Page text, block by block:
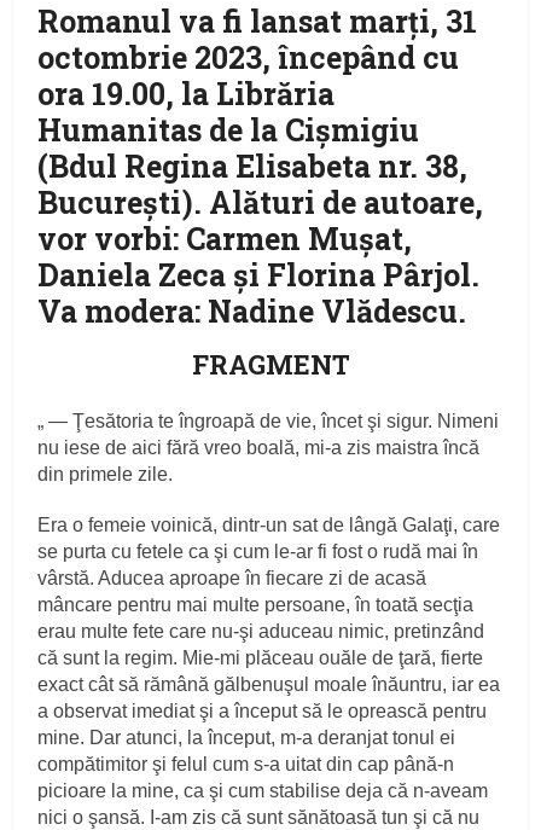
Romanul va fi lansat marți, 31
octombrie 2023, începând cu
ora 19.00, la Librăria
Humanitas de la Cișmigiu
(Bdul Regina Elisabeta nr. 38,
București). Alături de autoare,
vor vorbi: Carmen Mușat,
Daniela Zeca şi Florina Pârjol.
Va modera: Nadine Vlădescu.
FRAGMENT
„ — Ţesătoria te îngroapă de vie, încet şi sigur. Nimeni
nu iese de aici fără vreo boală, mi‑a zis maistra încă
din primele zile.
Era o femeie voinică, dintr‑un sat de lângă Galaţi, care
se purta cu fetele ca şi cum le‑ar fi fost o rudă mai în
vârstă. Aducea aproape în fiecare zi de acasă
mâncare pentru mai multe persoane, în toată secţia
erau multe fete care nu‑şi aduceau nimic, pretinzând
că sunt la regim. Mie‑mi plăceau ouăle de ţară, fierte
exact cât să rămână gălbenuşul moale înăuntru, iar ea
a observat imediat şi a început să le oprească pentru
mine. Dar atunci, la început, m‑a deranjat tonul ei
compătimitor şi felul cum s‑a uitat din cap până‑n
picioare la mine, ca şi cum stabilise deja că n‑aveam
nici o şansă. I‑am zis că sunt sănătoasă tun şi că nu